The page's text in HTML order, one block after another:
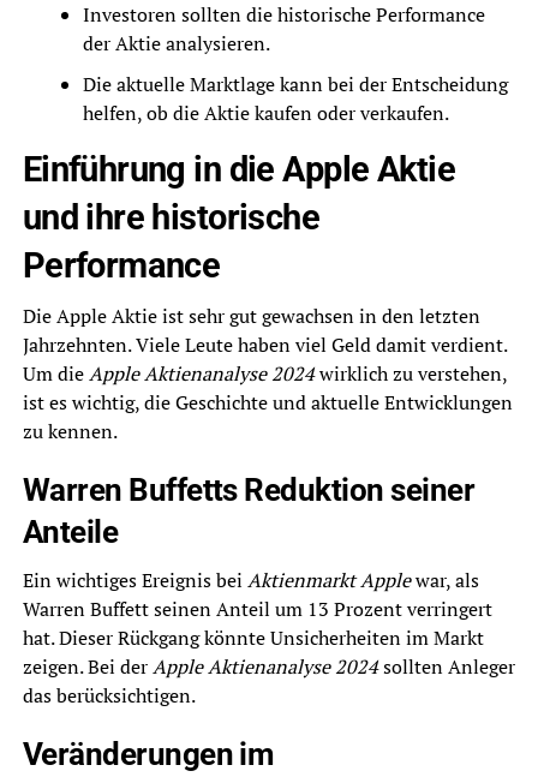
Investoren sollten die historische Performance
der Aktie analysieren.
Die aktuelle Marktlage kann bei der Entscheidung
helfen, ob die Aktie kaufen oder verkaufen.
Einführung in die Apple Aktie
und ihre historische
Performance
Die Apple Aktie ist sehr gut gewachsen in den letzten
Jahrzehnten. Viele Leute haben viel Geld damit verdient.
Um dieApple Aktienanalyse 2024wirklich zu verstehen,
ist es wichtig, die Geschichte und aktuelle Entwicklungen
zu kennen.
Warren Buffetts Reduktion seiner
Anteile
Ein wichtiges Ereignis bei Aktienmarkt Applewar, als
Warren Buffett seinen Anteil um 13 Prozent verringert
hat. Dieser Rückgang könnte Unsicherheiten im Markt
zeigen. Bei derApple Aktienanalyse 2024sollten Anleger
das berücksichtigen.
Veränderungen im